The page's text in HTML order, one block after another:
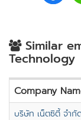
Similar
Technology
Company
บริษัท เน็ตซิตี้ จำกั